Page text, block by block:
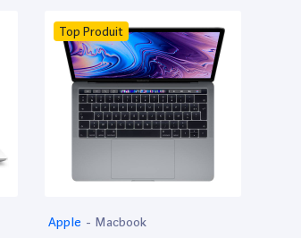
Top Produit
Apple - Macbook